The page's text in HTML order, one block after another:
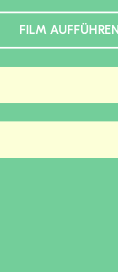
FILM AUFFÜHREN